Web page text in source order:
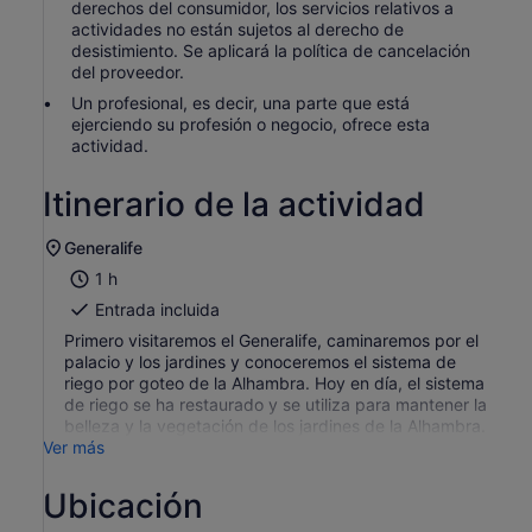
derechos del consumidor, los servicios relativos a
actividades no están sujetos al derecho de
desistimiento. Se aplicará la política de cancelación
del proveedor.
Un profesional, es decir, una parte que está
ejerciendo su profesión o negocio, ofrece esta
actividad.
Itinerario de la actividad
Generalife
1 h
Entrada incluida
Primero visitaremos el Generalife, caminaremos por el
palacio y los jardines y conoceremos el sistema de
riego por goteo de la Alhambra. Hoy en día, el sistema
de riego se ha restaurado y se utiliza para mantener la
belleza y la vegetación de los jardines de la Alhambra.
Ver más
Ubicación